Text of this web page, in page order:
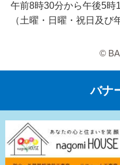
午前8時30分から午後5時
（土曜・日曜・祝日及び
©
バナ